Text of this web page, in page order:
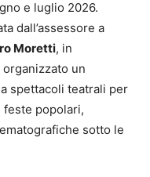
e luglio 2026.
dall’assessore a
Moretti, in
un
spettacoli teatrali per
popolari,
sotto le